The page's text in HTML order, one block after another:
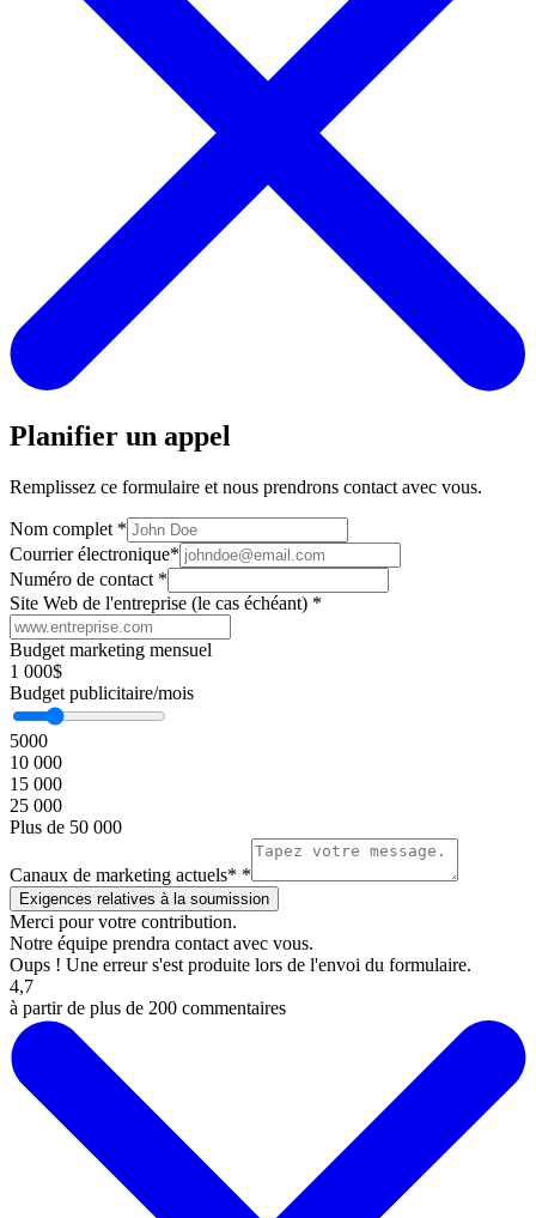
Planifier un appel
Remplissez ce formulaire et nous prendrons contact avec vous.
Nom complet *
Courrier électronique*
Numéro de contact *
Site Web de l'entreprise (le cas échéant) *
Budget marketing mensuel
1 000$
Budget publicitaire/mois
5000
10 000
15 000
25 000
Plus de 50 000
Canaux de marketing actuels* *
Merci pour votre contribution.
Notre équipe prendra contact avec vous.
Oups ! Une erreur s'est produite lors de l'envoi du formulaire.
4,7
à partir de plus de 200 commentaires